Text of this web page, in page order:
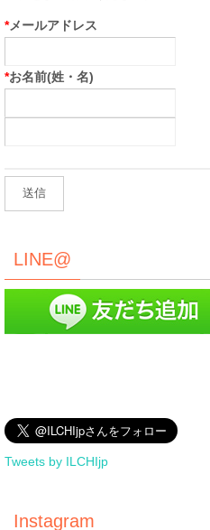
*メールアドレス
*お名前(姓・名)
LINE@
Tweets by ILCHIjp
Instagram